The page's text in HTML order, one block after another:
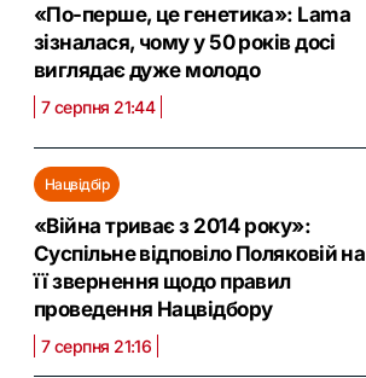
«По-перше, це генетика»: Lama
зізналася, чому у 50 років досі
виглядає дуже молодо
7 серпня 21:44
Нацвідбір
«Війна триває з 2014 року»:
Суспільне відповіло Поляковій на
її звернення щодо правил
проведення Нацвідбору
7 серпня 21:16